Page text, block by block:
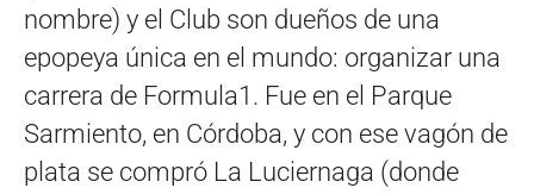
nombre) y el Club son dueños de una
epopeya única en el mundo: organizar una
carrera de Formula1. Fue en el Parque
Sarmiento, en Córdoba, y con ese vagón de
plata se compró La Luciernaga (donde